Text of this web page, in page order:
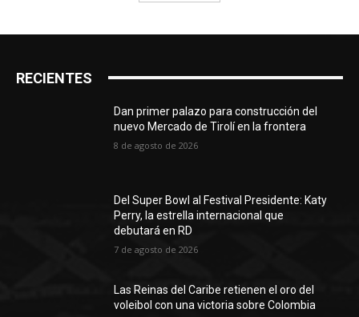
RECIENTES
Dan primer palazo para construcción del
nuevo Mercado de Tirolí en la frontera
8 de agosto de 2026
Del Super Bowl al Festival Presidente: Katy
Perry, la estrella internacional que
debutará en RD
7 de agosto de 2026
Las Reinas del Caribe retienen el oro del
voleibol con una victoria sobre Colombia